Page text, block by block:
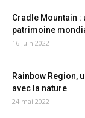
Cradle Mountain :
patrimoine
16 juin 2022
Rainbow Region,
avec la nature
24 mai 2022